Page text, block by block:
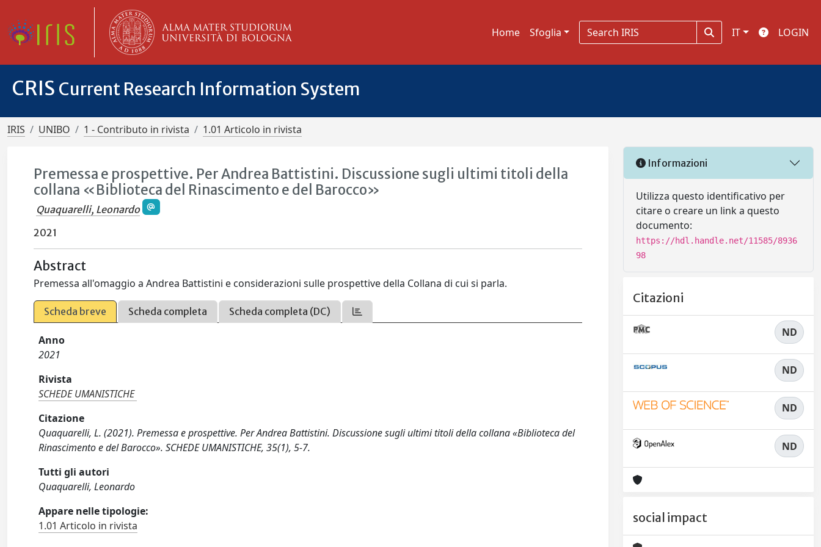
Home Sfoglia IT LOGIN
CRIS Current Research Information System
IRIS UNIBO 1 - Contributo in rivista 1.01 Articolo in rivista
Premessa e prospettive. Per Andrea Battistini. Discussione sugli ultimi titoli della
collana «Biblioteca del Rinascimento e del Barocco»
Quaquarelli, Leonardo
2021
Abstract
Premessa all'omaggio a Andrea Battistini e considerazioni sulle prospettive della Collana di cui si parla.
Scheda breve Scheda completa Scheda completa (DC)
Anno
2021
Rivista
SCHEDE UMANISTICHE
Citazione
Quaquarelli, L. (2021). Premessa e prospettive. Per Andrea Battistini. Discussione sugli ultimi titoli della collana «Biblioteca del
Rinascimento e del Barocco». SCHEDE UMANISTICHE, 35(1), 5-7.
Tutti gli autori
Quaquarelli, Leonardo
Appare nelle tipologie:
1.01 Articolo in rivista
Informazioni
Utilizza questo identificativo per
citare o creare un link a questo
documento:
https://hdl.handle.net/11585/8936
98
Citazioni
ND
ND
ND
ND
social impact